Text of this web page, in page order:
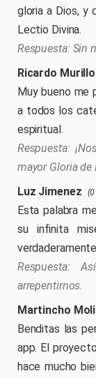
gloria a Dios, y
Lectio Divina.
Sin
Ricardo Murillo
Muy bueno me
a todos los
espiritual.
mayor Gloria de
Luz Jimenez
Esta palabra
su infinita
arrepentirnos.
Martincho
Benditas las
app. El
hace mucho